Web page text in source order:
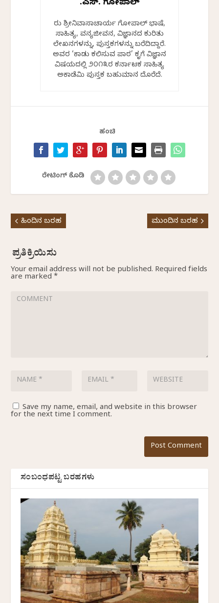
ಟಿ.ಎಸ್. ಗೋಪಾಲ್
ತಿರು ಶ್ರೀನಿವಾಸಾಚಾರ್ಯ ಗೋಪಾಲ್ ಭಾಷೆ,
ಸಾಹಿತ್ಯ, ವನ್ಯಜೀವನ, ವಿಜ್ಞಾನದ ಕುರಿತು
ಲೇಖನಗಳನ್ನು, ಪುಸ್ತಕಗಳನ್ನು ಬರೆದಿದ್ದಾರೆ.
ಅವರ ‘ಕಾಡು ಕಲಿಸುವ ಪಾಠ’ ಕೃತಿಗೆ ವಿಜ್ಞಾನ
ವಿಷಯದಲ್ಲಿ ೨೦೧೩ರ ಕರ್ನಾಟಕ ಸಾಹಿತ್ಯ
ಅಕಾಡೆಮಿ ಪುಸ್ತಕ ಬಹುಮಾನ ದೊರೆತಿದೆ.
ಹಂಚಿ
ರೇಟಿಂಗ್ ಕೊಡಿ
ಹಿಂದಿನ ಬರಹ ಮುಂದಿನ ಬರಹ
Your email address will not be published. Required fields
are marked*
Save my name, email, and website in this browser
for the next time I comment.
ಸಂಬಂಧಪಟ್ಟ ಬರಹಗಳು